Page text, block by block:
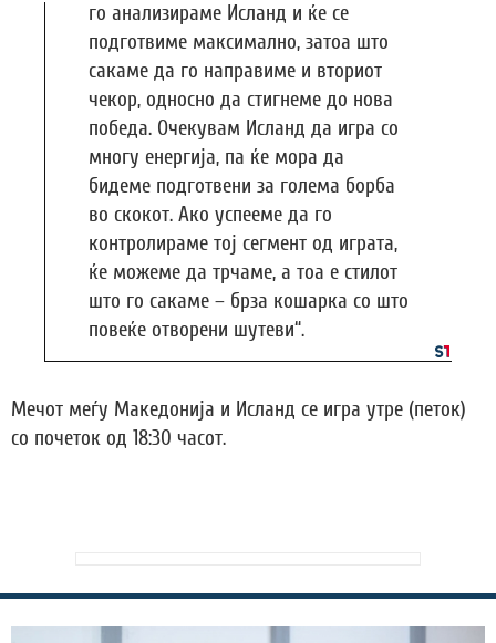
го анализираме Исланд и ќе се
подготвиме максимално, затоа што
сакаме да го направиме и вториот
чекор, односно да стигнеме до нова
победа. Очекувам Исланд да игра со
многу енергија, па ќе мора да
бидеме подготвени за голема борба
во скокот. Ако успееме да го
контролираме тој сегмент од играта,
ќе можеме да трчаме, а тоа е стилот
што го сакаме – брза кошарка со што
повеќе отворени шутеви“.
Мечот меѓу Македонија и Исланд се игра утре (петок)
со почеток од 18:30 часот.